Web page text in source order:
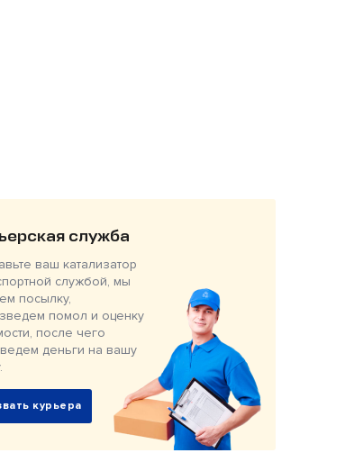
служба
ваш катализатор
службой, мы
посылку,
помол и оценку
после чего
деньги на вашу
курьера